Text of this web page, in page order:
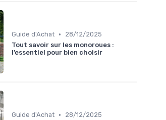
Guide d'Achat •
28/12/2025
Tout savoir sur les monoroues :
l’essentiel pour bien choisir
Guide d'Achat •
28/12/2025